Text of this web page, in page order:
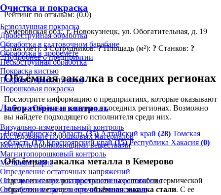
Очистка и покраска
Безвоздушная покраска
Дробеструйная обработка
Обработка в галтовочном барабане
Обработка в дробемёте
Пескоструйная обработка
Покраска кистью
Покраска краскопультом
Порошковая покраска
Лаборатория и контроль
Визуально-измерительный контроль
Исследование порошковых материалов
Контроль проникающими веществами
Магнитопорошковый контроль
Металлография
Определение остаточных напряжений
Определение предела прочности на растяжение
Определение предела прочности на сжатие
Рейтинг по отзывам:(0.0)
Кемеровская обл., г. Новокузнецк, ул. Обогатительная, д. 19
Стаж (лет):3 Сотрудников:? Площадь (м²): ? Станков: ?
Подробнее о предприятии
Объёмная закалка в соседних регионах
Посмотрите информацию о предприятиях, которые оказывают
услугу «Объёмная закалка» в соседних регионах. Возможно
вы найдете подходящего исполнителя среди них.
Новосибирская область(35) Алтайский край (28) Томская
область(17) Красноярский край(15) Республика Хакасия (0)
Объёмная закалка металла в Кемерово
Одним из самих распространенных способов термической
обработки металлов естьобъёмная закалка стали. С ее